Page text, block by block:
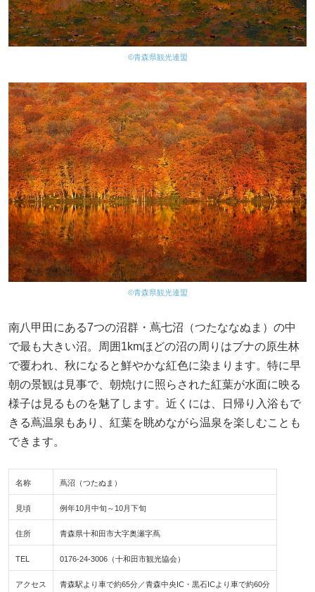
©青森県観光連盟
©青森県観光連盟
南八甲田にある7つの沼群・蔦七沼（つたななぬま）の中
で最も大きい沼。周囲1kmほどの沼の周りはブナの原生林
で覆われ、秋になると鮮やかな紅色に染まります。特に早
朝の景観は見事で、朝焼けに照らされた紅葉が水面に映る
様子は見るものを魅了します。近くには、日帰り入浴もで
きる蔦温泉もあり、紅葉を眺めながら温泉を楽しむことも
できます。
名称 蔦沼（つたぬま）
見頃 例年10月中旬～10月下旬
住所 青森県十和田市大字奥瀬字蔦
TEL 0176-24-3006（十和田市観光協会）
アクセス 青森駅より車で約65分／青森中央IC・黒石ICより車で約60分